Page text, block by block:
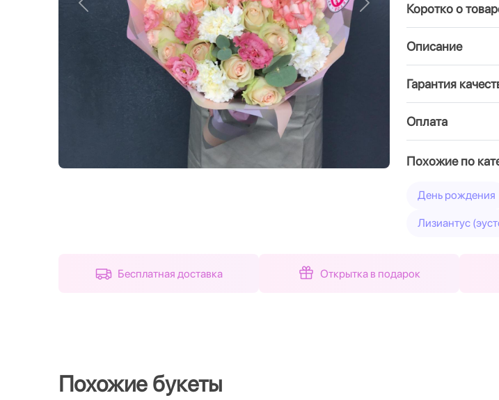
Назад Вперед Коротко о
Описание
Гарантия
Оплата
Похожие по
День рождения
Лизиантус
Бесплатная доставка Открытка в подарок
Похожие букеты